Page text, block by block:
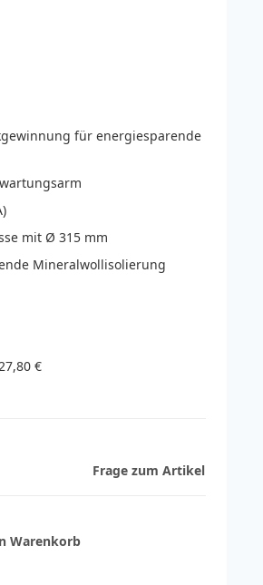
für energiesparende
mit Ø 315 mm
Mineralwollisolierung
€
Frage zum Artikel
Warenkorb